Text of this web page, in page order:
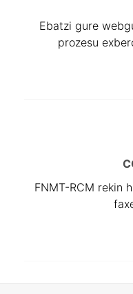
Ebatzi gure
prozesu
FNMT-RCM rekin